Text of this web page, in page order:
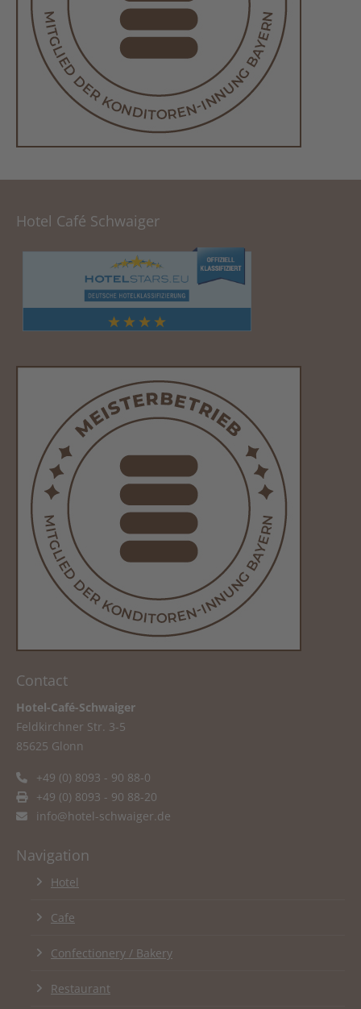
Hotel Café Schwaiger
Contact
Hotel-Café-Schwaiger
Feldkirchner Str. 3-5
85625 Glonn
+49 (0) 8093 - 90 88-0
+49 (0) 8093 - 90 88-20
info@hotel-schwaiger.de
Navigation
Hotel
Cafe
Confectionery / Bakery
Restaurant